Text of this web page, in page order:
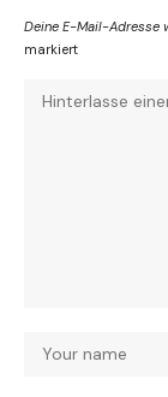
Deine E-Mail-Adresse
markiert